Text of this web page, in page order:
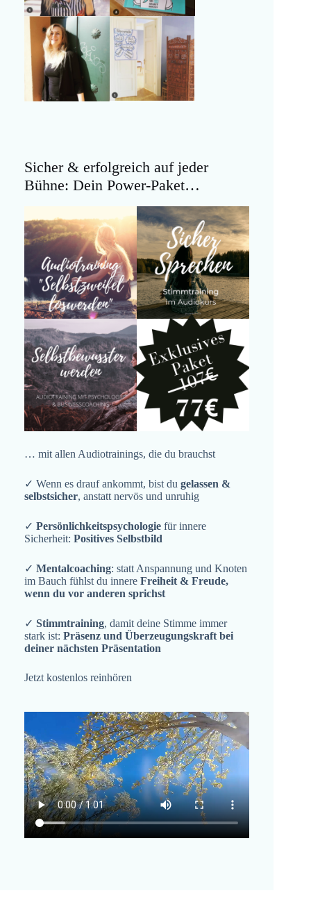
Sicher & erfolgreich auf jeder
Bühne: Dein Power-Paket…
… mit allen Audiotrainings, die du brauchst
✓ Wenn es drauf ankommt, bist du gelassen &
selbstsicher, anstatt nervös und unruhig
✓ Persönlichkeitspsychologie für innere
Sicherheit: Positives Selbstbild
✓ Mentalcoaching: statt Anspannung und Knoten
im Bauch fühlst du innere Freiheit & Freude,
wenn du vor anderen sprichst
✓ Stimmtraining, damit deine Stimme immer
stark ist: Präsenz und Überzeugungskraft bei
deiner nächsten Präsentation
Jetzt kostenlos reinhören